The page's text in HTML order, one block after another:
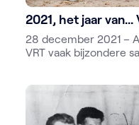
2021, het jaar
28 december 2021 –
VRT vaak bijzondere
kunnen we van de